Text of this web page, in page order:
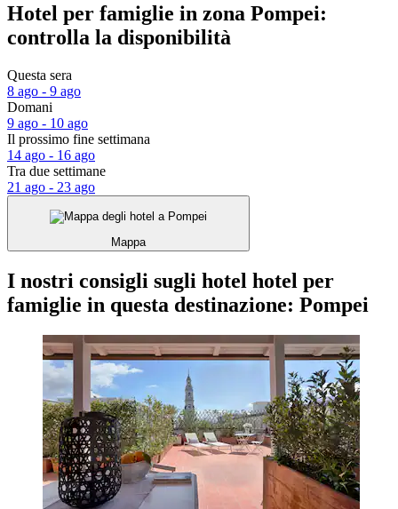
Hotel per famiglie in zona Pompei:
controlla la disponibilità
Questa sera
8 ago - 9 ago
Domani
9 ago - 10 ago
Il prossimo fine settimana
14 ago - 16 ago
Tra due settimane
21 ago - 23 ago
Mappa
I nostri consigli sugli hotel hotel per
famiglie in questa destinazione: Pompei